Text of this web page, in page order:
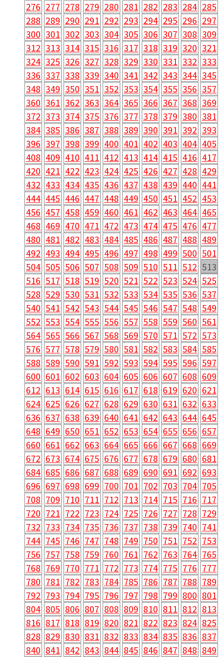
276 277 278 279 280 281 282 283 284 285
288 289 290 291 292 293 294 295 296 297
300 301 302 303 304 305 306 307 308 309
312 313 314 315 316 317 318 319 320 321
324 325 326 327 328 329 330 331 332 333
336 337 338 339 340 341 342 343 344 345
348 349 350 351 352 353 354 355 356 357
360 361 362 363 364 365 366 367 368 369
372 373 374 375 376 377 378 379 380 381
384 385 386 387 388 389 390 391 392 393
396 397 398 399 400 401 402 403 404 405
408 409 410 411 412 413 414 415 416 417
420 421 422 423 424 425 426 427 428 429
432 433 434 435 436 437 438 439 440 441
444 445 446 447 448 449 450 451 452 453
456 457 458 459 460 461 462 463 464 465
468 469 470 471 472 473 474 475 476 477
480 481 482 483 484 485 486 487 488 489
492 493 494 495 496 497 498 499 500 501
504 505 506 507 508 509 510 511 512 513
516 517 518 519 520 521 522 523 524 525
528 529 530 531 532 533 534 535 536 537
540 541 542 543 544 545 546 547 548 549
552 553 554 555 556 557 558 559 560 561
564 565 566 567 568 569 570 571 572 573
576 577 578 579 580 581 582 583 584 585
588 589 590 591 592 593 594 595 596 597
600 601 602 603 604 605 606 607 608 609
612 613 614 615 616 617 618 619 620 621
624 625 626 627 628 629 630 631 632 633
636 637 638 639 640 641 642 643 644 645
648 649 650 651 652 653 654 655 656 657
660 661 662 663 664 665 666 667 668 669
672 673 674 675 676 677 678 679 680 681
684 685 686 687 688 689 690 691 692 693
696 697 698 699 700 701 702 703 704 705
708 709 710 711 712 713 714 715 716 717
720 721 722 723 724 725 726 727 728 729
732 733 734 735 736 737 738 739 740 741
744 745 746 747 748 749 750 751 752 753
756 757 758 759 760 761 762 763 764 765
768 769 770 771 772 773 774 775 776 777
780 781 782 783 784 785 786 787 788 789
792 793 794 795 796 797 798 799 800 801
804 805 806 807 808 809 810 811 812 813
816 817 818 819 820 821 822 823 824 825
828 829 830 831 832 833 834 835 836 837
840 841 842 843 844 845 846 847 848 849